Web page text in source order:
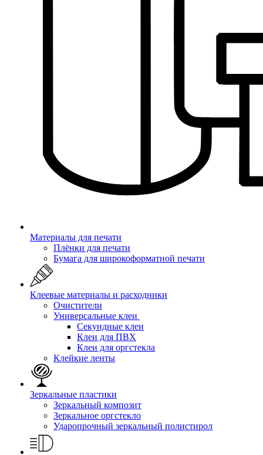
Материалы для печати
Плёнки для печати
Бумага для широкоформатной печати
Клеевые материалы и расходники
Очистители
Универсальные клеи
Секундные клеи
Клеи для ПВХ
Клеи для оргстекла
Клейкие ленты
Зеркальные пластики
Зеркальный композит
Зеркальное оргстекло
Ударопрочный зеркальный полистирол